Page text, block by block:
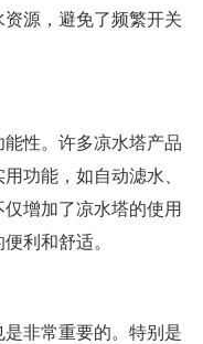
源，避免了频繁开关
性。许多凉水塔产品
功能，如自动滤水、
增加了凉水塔的使用
利和舒适。
非常重要的。特别是